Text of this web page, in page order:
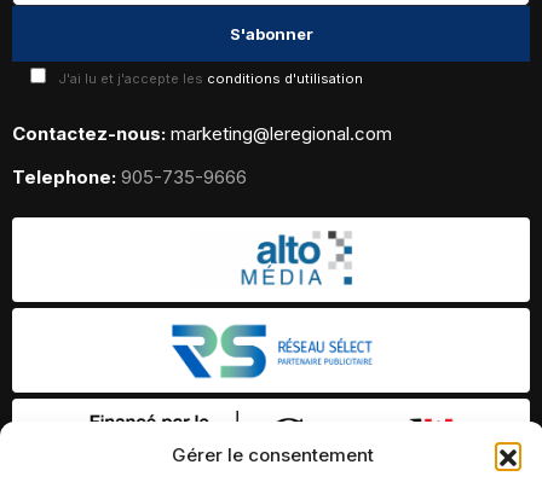
Gérer le consentement
J'ai lu et j'accepte les conditions d'utilisation
Contactez-nous: marketing@leregional.com
Telephone: 905-735-9666